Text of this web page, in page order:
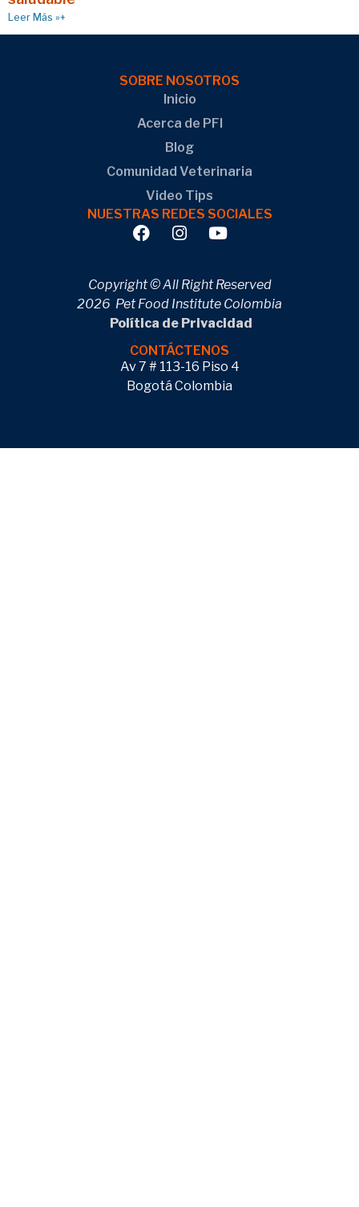
Leer Más »+
SOBRE NOSOTROS
Inicio
Acerca de PFI
Blog
Comunidad Veterinaria
Video Tips
NUESTRAS REDES SOCIALES
Copyright © All Right Reserved
2026 Pet Food Institute Colombia
Política de Privacidad
CONTÁCTENOS
Av 7 # 113-16 Piso 4
Bogotá Colombia